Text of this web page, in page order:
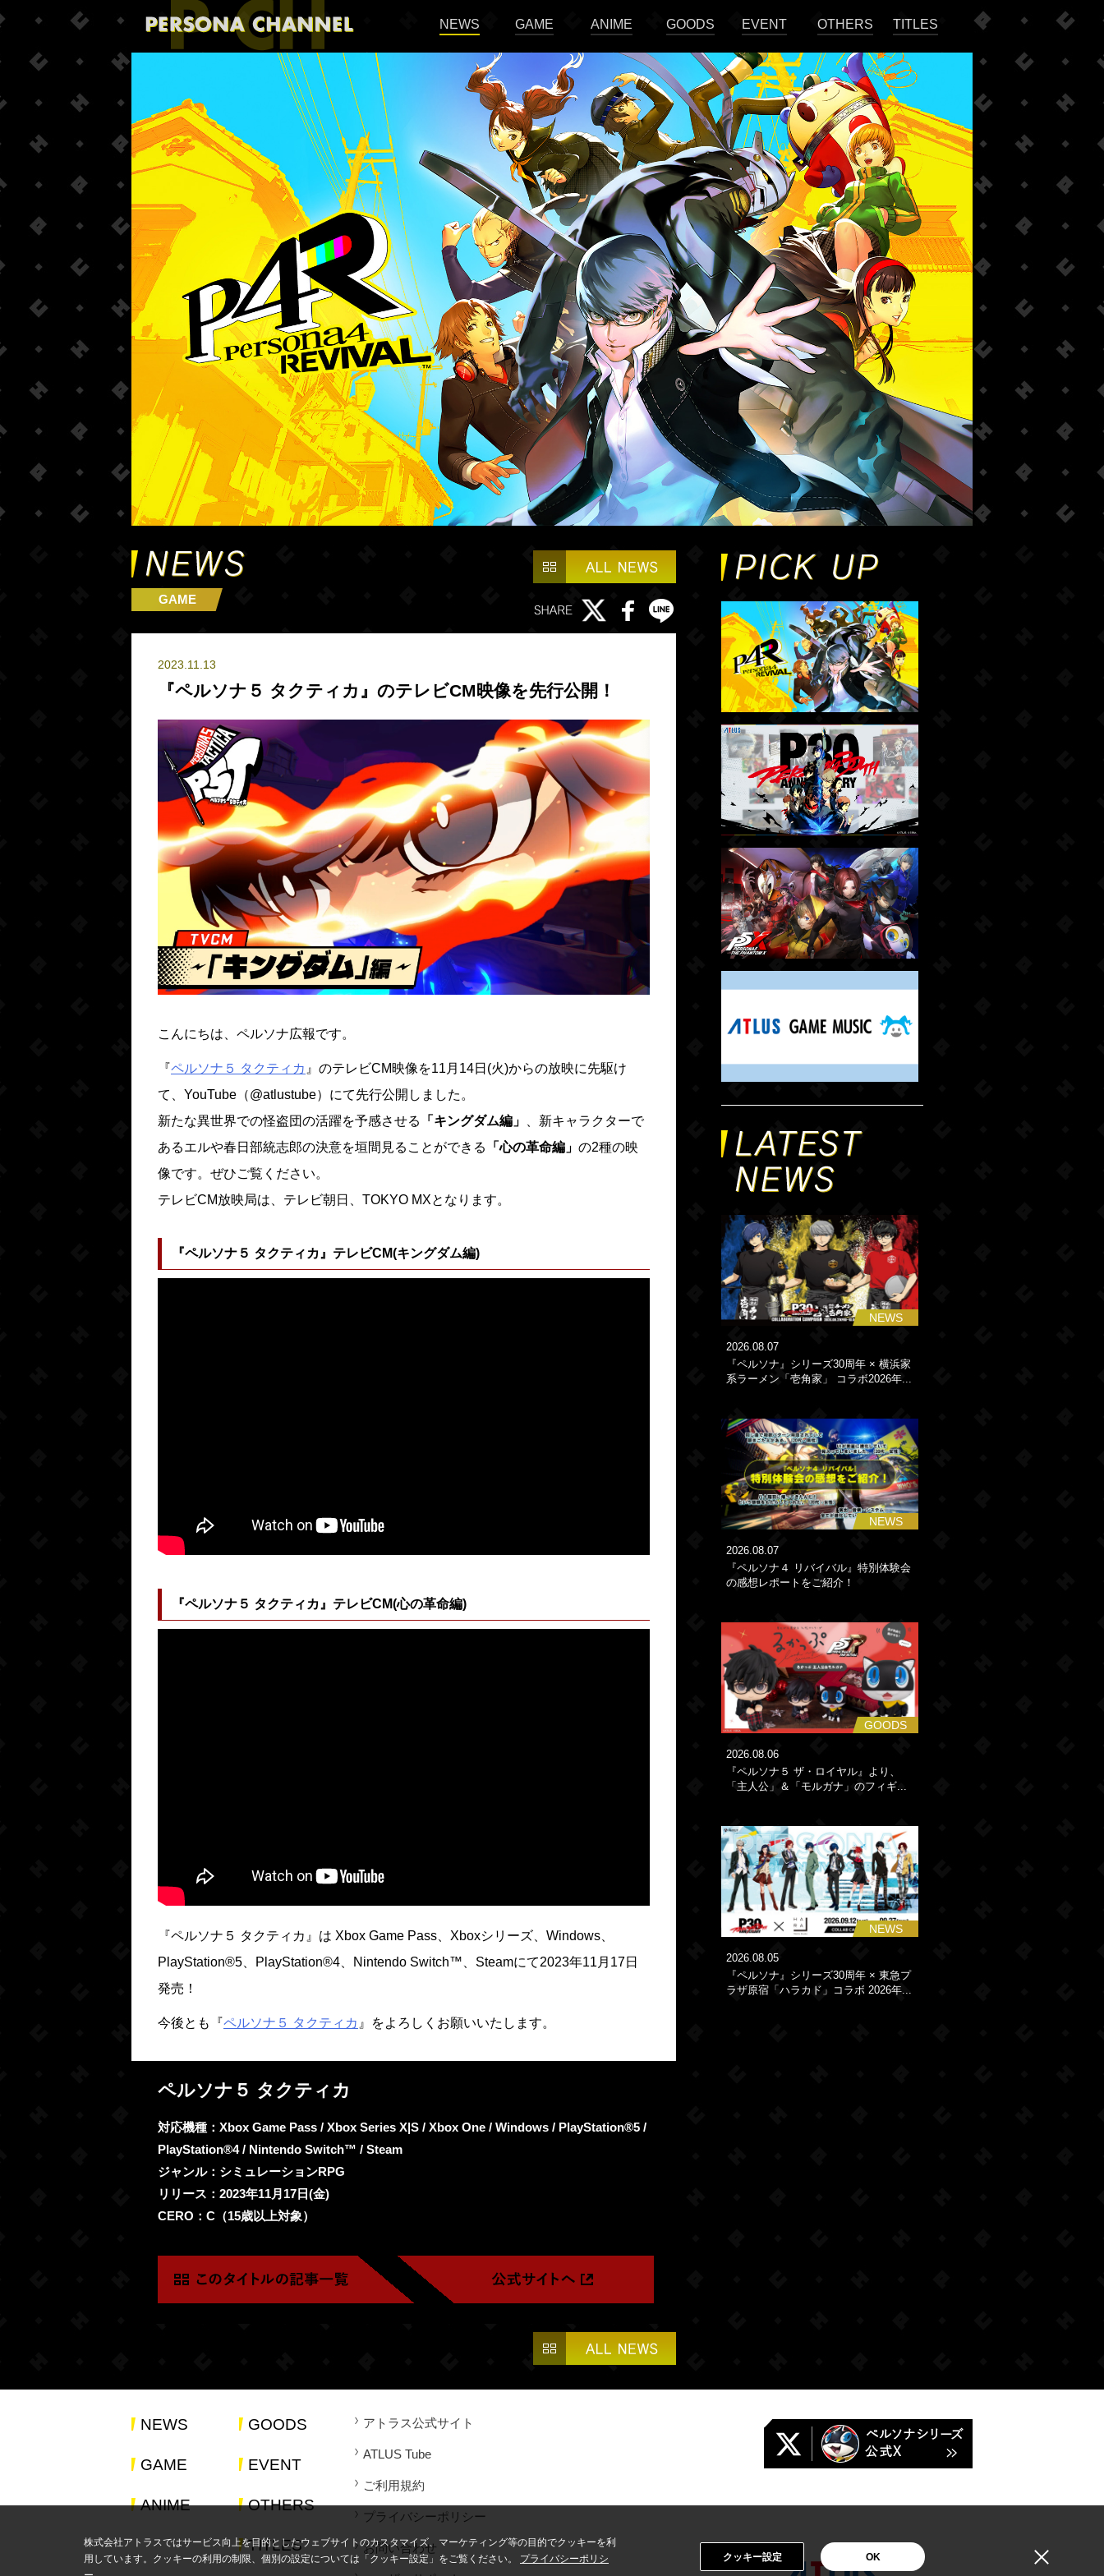
NEWS GAME ANIME GOODS EVENT OTHERS TITLES
GAME
2023.11.13
『ペルソナ５ タクティカ』のテレビCM映像を先行公開！
こんにちは、ペルソナ広報です。
『 ペルソナ５ タクティカ 』のテレビCM映像を11月14日(火)からの放映に先駆け
て、YouTube（@atlustube）にて先行公開しました。
新たな異世界での怪盗団の活躍を予感させる
「キングダム編」 、新キャラクターで
あるエルや春日部統志郎の決意を垣間見ることができる
「心の革命編」 の2種の映
像です。ぜひご覧ください。
テレビCM放映局は、テレビ朝日、TOKYO MXとなります。
『ペルソナ５ タクティカ』テレビCM(キングダム編)
『ペルソナ５ タクティカ』テレビCM(心の革命編)
『ペルソナ５ タクティカ』は Xbox Game Pass、Xboxシリーズ、Windows、
PlayStation®5、PlayStation®4、Nintendo Switch™、Steamにて2023年11月17日
発売！
今後とも『 ペルソナ５ タクティカ 』をよろしくお願いいたします。
ペルソナ５ タクティカ
対応機種：Xbox Game Pass / Xbox Series X|S / Xbox One / Windows / PlayStation®5 /
PlayStation®4 / Nintendo Switch™ / Steam
ジャンル：シミュレーションRPG
リリース：2023年11月17日(金)
CERO：C（15歳以上対象）
NEWS
2026.08.07
『ペルソナ』シリーズ30周年 × 横浜家
系ラーメン「壱角家」 コラボ2026年...
NEWS
2026.08.07
『ペルソナ４ リバイバル』特別体験会
の感想レポートをご紹介！
GOODS
2026.08.06
『ペルソナ５ ザ・ロイヤル』より、
「主人公」＆「モルガナ」のフィギ...
NEWS
2026.08.05
『ペルソナ』シリーズ30周年 × 東急プ
ラザ原宿「ハラカド」コラボ 2026年...
NEWS
GAME
ANIME
GOODS
EVENT
OTHERS
TITLES
アトラス公式サイト
ATLUS Tube
ご利用規約
プライバシーポリシー
お問い合わせ
株式会社アトラスではサービス向上を目的としたウェブサイトのカスタマイズ、マーケティング等の目的でクッキーを利
用しています。クッキーの利用の制限、個別の設定については「クッキー設定」をご覧ください。 プライバシーポリシ
クッキー設定 OK